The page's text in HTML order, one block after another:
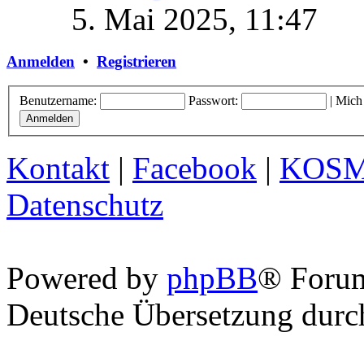
5. Mai 2025, 11:47
Anmelden • Registrieren
Benutzername: Passwort: | Mich
Kontakt | Facebook |
Datenschutz
Powered by phpBB®
Deutsche Übersetzung